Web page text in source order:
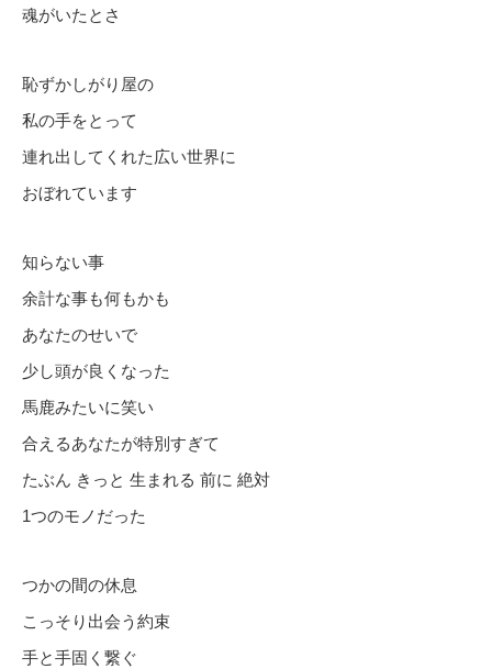
魂がいたとさ
恥ずかしがり屋の
私の手をとって
連れ出してくれた広い世界に
おぼれています
知らない事
余計な事も何もかも
あなたのせいで
少し頭が良くなった
馬鹿みたいに笑い
合えるあなたが特別すぎて
たぶん きっと 生まれる 前に 絶対
1つのモノだった
つかの間の休息
こっそり出会う約束
手と手固く繋ぐ